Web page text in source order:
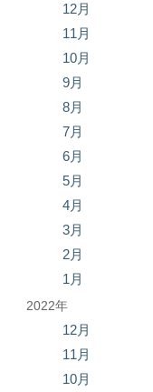
12月
11月
10月
9月
8月
7月
6月
5月
4月
3月
2月
1月
2022年
12月
11月
10月